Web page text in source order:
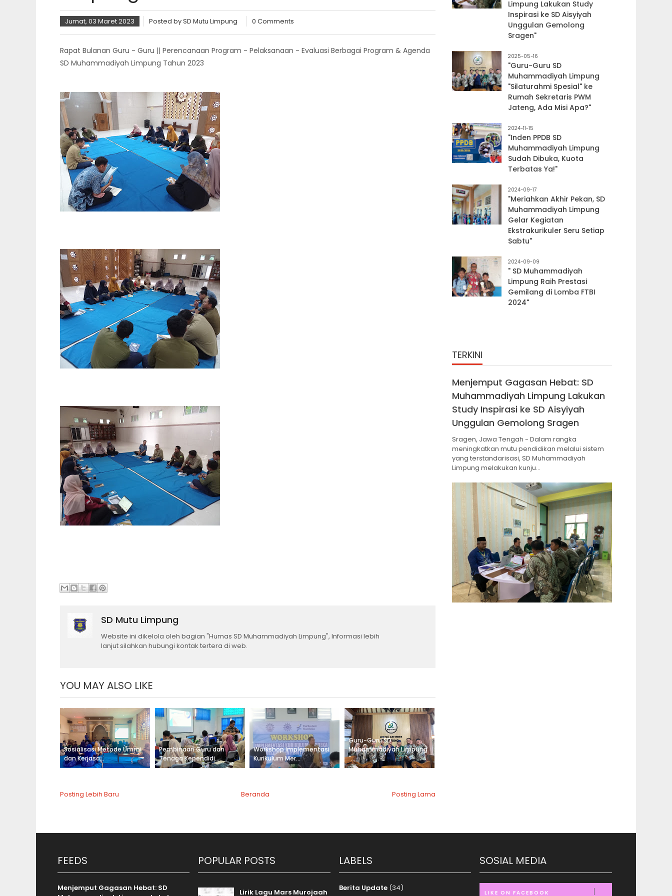
Jumat, 03 Maret 2023 Posted bySD Mutu Limpung 0 Comments
Rapat Bulanan Guru - Guru || Perencanaan Program - Pelaksanaan - Evaluasi Berbagai Program & Agenda
SD Muhammadiyah Limpung Tahun 2023
SD Mutu Limpung
Website ini dikelola oleh bagian "Humas SD Muhammadiyah Limpung", Informasi lebih
lanjut silahkan hubungi kontak tertera di web.
YOU MAY ALSO LIKE
Sosialisasi Metode Ummi
dan Kerjasa...
Pembinaan Guru dan
Tenaga Kependidi...
Workshop Implementasi
Kurikulum Mer...
Guru-Guru SD
Muhammadiyah Limpung
"...
Posting Lebih Baru Posting Lama
Beranda
Limpung Lakukan Study
Inspirasi ke SD Aisyiyah
Unggulan Gemolong
Sragen"
2025-05-16
"Guru-Guru SD
Muhammadiyah Limpung
"Silaturahmi Spesial" ke
Rumah Sekretaris PWM
Jateng, Ada Misi Apa?"
2024-11-15
"Inden PPDB SD
Muhammadiyah Limpung
Sudah Dibuka, Kuota
Terbatas Ya!"
2024-09-17
"Meriahkan Akhir Pekan, SD
Muhammadiyah Limpung
Gelar Kegiatan
Ekstrakurikuler Seru Setiap
Sabtu"
2024-09-09
" SD Muhammadiyah
Limpung Raih Prestasi
Gemilang di Lomba FTBI
2024"
TERKINI
Menjemput Gagasan Hebat: SD
Muhammadiyah Limpung Lakukan
Study Inspirasi ke SD Aisyiyah
Unggulan Gemolong Sragen
Sragen, Jawa Tengah - Dalam rangka
meningkatkan mutu pendidikan melalui sistem
yang terstandarisasi, SD Muhammadiyah
Limpung melakukan kunju...
FEEDS
Menjemput Gagasan Hebat: SD
POPULAR POSTS
Lirik Lagu Mars Murojaah
LABELS
Berita Update (34)
SOSIAL MEDIA
LIKE ON FACEBOOK